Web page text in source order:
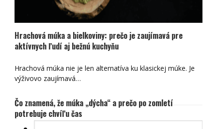
Hrachová múka a bielkoviny: prečo je zaujímavá pre
aktívnych ľudí aj bežnú kuchyňu
Hrachová múka nie je len alternatíva ku klasickej múke. Je
výživovo zaujímavá…
Čo znamená, že múka „dýcha“ a prečo po zomletí
potrebuje chvíľu čas